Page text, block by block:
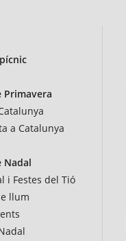
Primavera
a Catalunya
Nadal
i Festes del Tió
llum